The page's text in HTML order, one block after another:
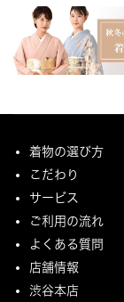
着物の選び方
こだわり
サービス
ご利用の流れ
よくある質問
店舗情報
渋谷本店